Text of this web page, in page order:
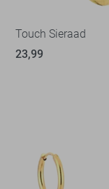
Touch Sieraad
23,99